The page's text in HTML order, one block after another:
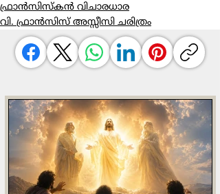
ഫ്രാൻസിസ്കൻ വിചാരധാര
വി. ഫ്രാൻസിസ് അസ്സീസി ചരിത്രം